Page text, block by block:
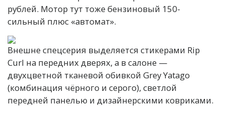
рублей. Мотор тут тоже бензиновый 150-
сильный плюс «автомат».
Внешне спецсерия выделяется стикерами Rip
Curl на передних дверях, а в салоне —
двухцветной тканевой обивкой Grey Yatago
(комбинация чёрного и серого), светлой
передней панелью и дизайнерскими ковриками.